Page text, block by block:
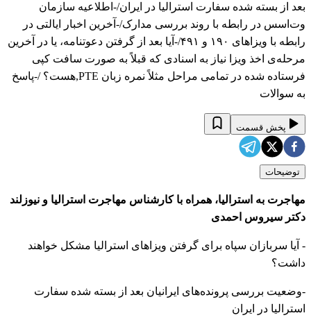
بعد از بسته شده سفارت استرالیا در ایران/-اطلاعیه سازمان
وت‌اسس در رابطه با روند بررسی مدارک/-آخرین اخبار ایالتی در
رابطه با ویزاهای ۱۹۰ و ۴۹۱/-آیا بعد از گرفتن دعوتنامه، یا در آخرین
مرحله‌ی‌ اخذ ویزا نیاز به اسنادی که قبلاً به صورت سافت کپی
فرستاده شده در تمامی مراحل مثلاً نمره زبان PTE,هست؟ /-پاسخ
به سوالات
پخش قسمت
توضیحات
مهاجرت به استرالیا، همراه با کارشناس مهاجرت استرالیا و نیوزلند
دکتر سیروس احمدی
- آیا سربازان سپاه برای گرفتن ویزاهای استرالیا مشکل خواهند
داشت؟
-وضعیت بررسی پرونده‌های ایرانیان بعد از بسته شده سفارت
استرالیا در ایران